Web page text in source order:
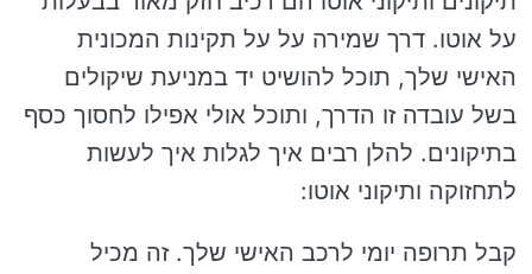
על אוטו. דרך שמירה על על תקינות המכונית
האישי שלך, תוכל להושיט יד במניעת שיקולים
בשל עובדה זו הדרך, ותוכל אולי אפילו לחסוך כסף
בתיקונים. להלן רבים איך לגלות איך לעשות
לתחזוקה ותיקוני אוטו:
קבל תרופה יומי לרכב האישי שלך. זה מכיל